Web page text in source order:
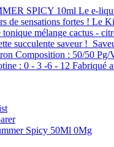
SPICY 10ml Le e-
de sensations fortes ! Le
tonique mélange cactus -
succulente saveur !
Composition : 50/50
: 0 - 3 -6 - 12 Fabriqué